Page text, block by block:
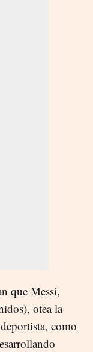
que Messi,
otea la
como